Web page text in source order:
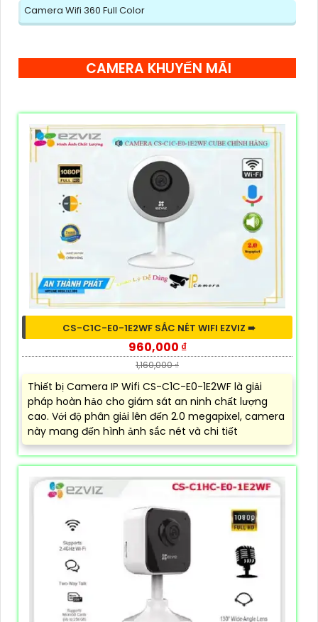
Camera Wifi 360 Full Color
CAMERA KHUYẾN MÃI
CS-C1C-E0-1E2WF SẮC NÉT WIFI EZVIZ ➠
960,000 ₫
1,160,000 ₫
Thiết bị Camera IP Wifi CS-C1C-E0-1E2WF là giải
pháp hoàn hảo cho giám sát an ninh chất lượng
cao. Với độ phân giải lên đến 2.0 megapixel, camera
này mang đến hình ảnh sắc nét và chi tiết